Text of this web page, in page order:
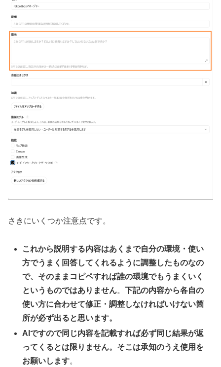
さきにいくつか注意点です。
これから説明する内容はあくまで自分の環境・使い
方でうまく回答してくれるように調整したものなの
で、そのままコピペすれば誰の環境でもうまくいく
というものではありません。下記の内容から各自の
使い方に合わせて修正・調整しなければいけない箇
所が必ず出ると思います。
AIですので同じ内容を記載すれば必ず同じ結果が返
ってくるとは限りません。そこは承知のうえ使用を
お願いします。